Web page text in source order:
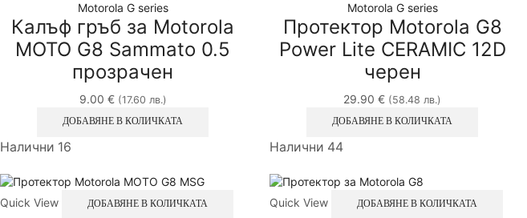
Motorola G series
Калъф гръб за Motorola
MOTO G8 Sammato 0.5
прозрачен
9.00 €(17.60 лв.)
ДОБАВЯНЕ В КОЛИЧКАТА
Motorola G series
Протектор Motorola G8
Power Lite CERAMIC 12D
черен
29.90 € (58.48 лв.)
ДОБАВЯНЕ В КОЛИЧКАТА
Налични 16
Quick View ДОБАВЯНЕ В КОЛИЧКАТА
Налични 44
Quick View ДОБАВЯНЕ В КОЛИЧКАТА